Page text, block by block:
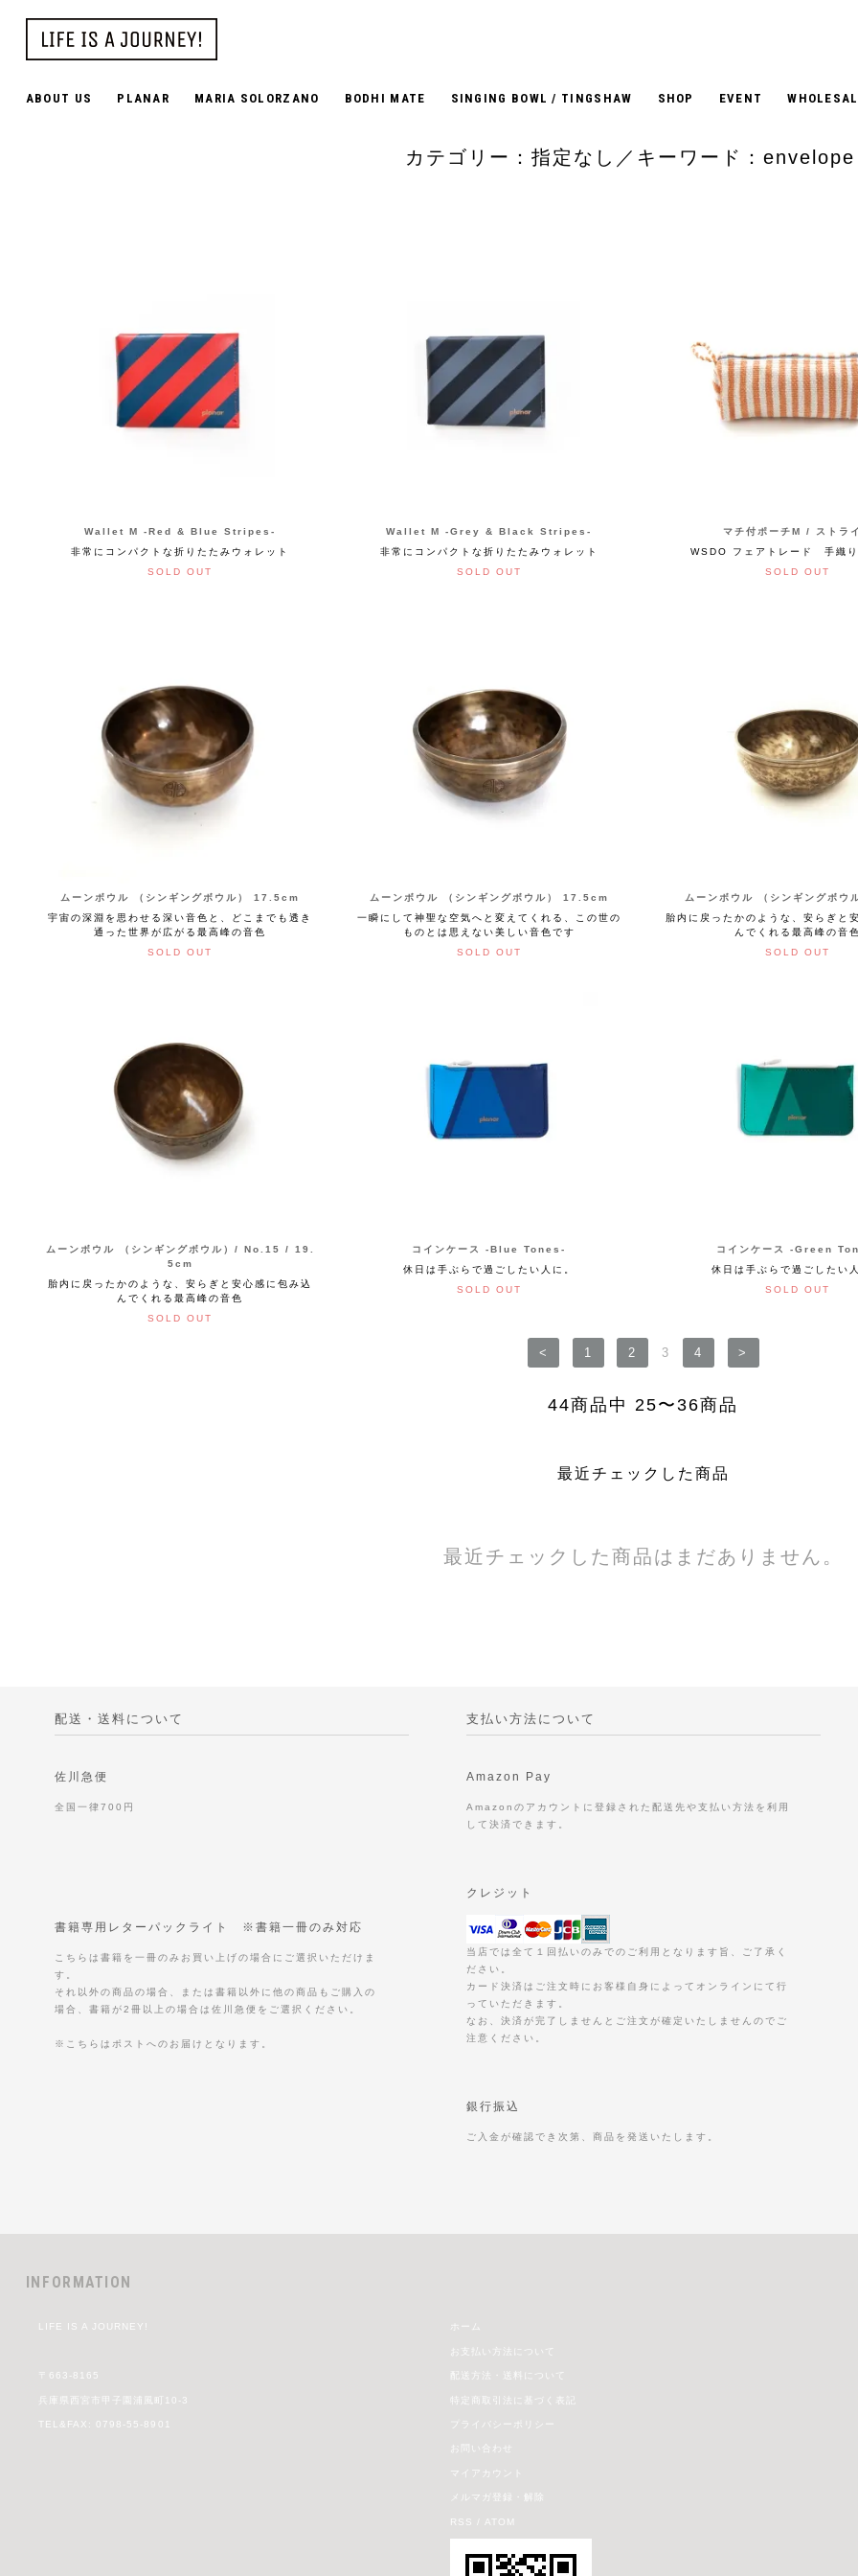
ABOUT US PLANAR MARIA SOLORZANO BODHI MATE SINGING BOWL / TINGSHAW SHOP EVENT
カテゴリー：指定なし／キーワード：envelope
Wallet M -Red & Blue Stripes-
非常にコンパクトな折りたたみウォレット
SOLD OUT
Wallet M -Grey & Black Stripes-
非常にコンパクトな折りたたみウォレット
SOLD OUT
マチ付ポーチM / ストラ
WSDO フェアトレード 手織り
SOLD OUT
ムーンボウル （シンギングボウル） 17.5cm
宇宙の深淵を思わせる深い音色と、どこまでも透き
通った世界が広がる最高峰の音色
SOLD OUT
ムーンボウル （シンギングボウル） 17.5cm
一瞬にして神聖な空気へと変えてくれる、この世の
ものとは思えない美しい音色です
SOLD OUT
ムーンボウル （シンギングボウ
胎内に戻ったかのような、安らぎと
んでくれる最高峰の音色
SOLD OUT
ムーンボウル （シンギングボウル）/ No.15 / 19.
5cm
胎内に戻ったかのような、安らぎと安心感に包み込
んでくれる最高峰の音色
SOLD OUT
コインケース -Blue Tones-
休日は手ぶらで過ごしたい人に。
SOLD OUT
コインケース -Green
休日は手ぶらで過ごしたい
SOLD OUT
< 1 2 3 4 >
44商品中 25〜36商品
最近チェックした商品
最近チェックした商品はまだありません。
配送・送料について
佐川急便
全国一律700円
書籍専用レターパックライト ※書籍一冊のみ対応
こちらは書籍を一冊のみお買い上げの場合にご選択いただけま
す。
それ以外の商品の場合、または書籍以外に他の商品もご購入の
場合、書籍が2冊以上の場合は佐川急便をご選択ください。
※こちらはポストへのお届けとなります。
支払い方法について
Amazon Pay
Amazonのアカウントに登録された配送先や支払い方法を利用
して決済できます。
クレジット
当店では全て１回払いのみでのご利用となります旨、ご了承く
ださい。
カード決済はご注文時にお客様自身によってオンラインにて行
っていただきます。
なお、決済が完了しませんとご注文が確定いたしませんのでご
注意ください。
銀行振込
ご入金が確認でき次第、商品を発送いたします。
INFORMATION
LIFE IS A JOURNEY!
〒663-8165
兵庫県西宮市甲子園浦風町10-3
TEL&FAX: 0798-55-8901
ホーム
お支払い方法について
配送方法・送料について
特定商取引法に基づく表記
プライバシーポリシー
お問い合わせ
マイアカウント
メルマガ登録・解除
RSS / ATOM